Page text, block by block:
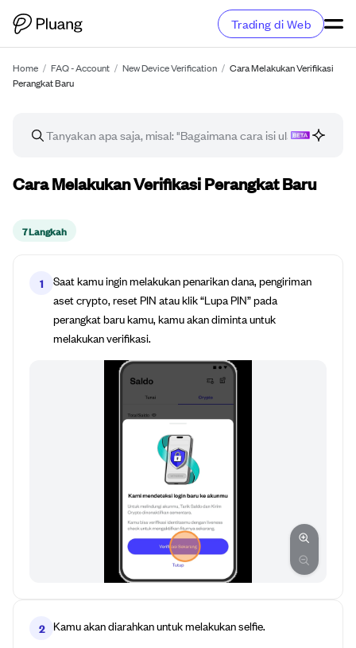
Trading di Web
Home / FAQ - Account / New Device Verification / Cara Melakukan Verifikasi
Perangkat Baru
Panduan cara
Cara Melakukan Verifikasi Perangkat Baru
7 Langkah
1
Saat kamu ingin melakukan penarikan dana, pengiriman
aset crypto, reset PIN atau klik “Lupa PIN” pada
perangkat baru kamu, kamu akan diminta untuk
melakukan verifikasi.
2 Kamu akan diarahkan untuk melakukan selfie.